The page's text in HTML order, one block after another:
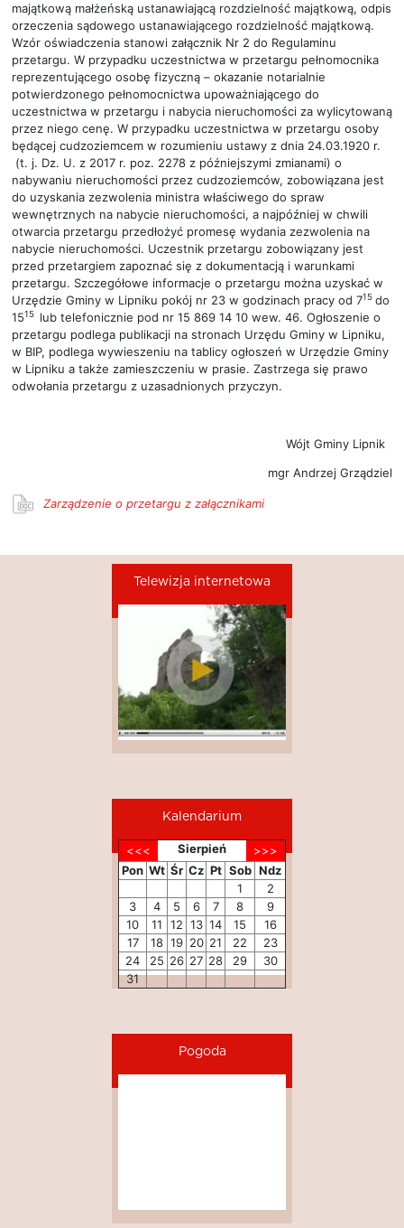
majątkową małżeńską ustanawiającą rozdzielność majątkową, odpis
orzeczenia sądowego ustanawiającego rozdzielność majątkową.
Wzór oświadczenia stanowi załącznik Nr 2 do Regulaminu
przetargu. W przypadku uczestnictwa w przetargu pełnomocnika
reprezentującego osobę fizyczną – okazanie notarialnie
potwierdzonego pełnomocnictwa upoważniającego do
uczestnictwa w przetargu i nabycia nieruchomości za wylicytowaną
przez niego cenę. W przypadku uczestnictwa w przetargu osoby
będącej cudzoziemcem w rozumieniu ustawy z dnia 24.03.1920 r.
(t. j. Dz. U. z 2017 r. poz. 2278 z późniejszymi zmianami) o
nabywaniu nieruchomości przez cudzoziemców, zobowiązana jest
do uzyskania zezwolenia ministra właściwego do spraw
wewnętrznych na nabycie nieruchomości, a najpóźniej w chwili
otwarcia przetargu przedłożyć promesę wydania zezwolenia na
nabycie nieruchomości. Uczestnik przetargu zobowiązany jest
przed przetargiem zapoznać się z dokumentacją i warunkami
przetargu. Szczegółowe informacje o przetargu można uzyskać w
Urzędzie Gminy w Lipniku pokój nr 23 w godzinach pracy od 715 do
1515 lub telefonicznie pod nr 15 869 14 10 wew. 46. Ogłoszenie o
przetargu podlega publikacji na stronach Urzędu Gminy w Lipniku,
w BIP, podlega wywieszeniu na tablicy ogłoszeń w Urzędzie Gminy
w Lipniku a także zamieszczeniu w prasie. Zastrzega się prawo
odwołania przetargu z uzasadnionych przyczyn.
Wójt Gminy Lipnik
mgr Andrzej Grządziel
Zarządzenie o przetargu z załącznikami
Telewizja internetowa
Kalendarium
Sierpień
Pon Wt Śr Cz Pt Sob Ndz
1
2
3
4 5 6 7 8
9
10
11 12 13 14 15
16
17
18 19 20 21 22
23
24
25 26 27 28 29
30
31
Pogoda